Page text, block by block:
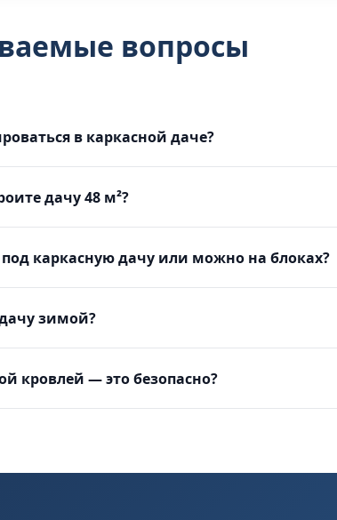
вопросы
в каркасной даче?
дачу 48 м²?
каркасную дачу или можно на блоках?
зимой?
кровлей — это безопасно?